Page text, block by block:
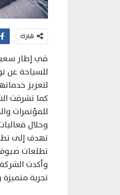
شارك
في إطار
لتعزيز
كما تشرفت
للمؤتمرات
وخلال
تهدف إلى
تطلعات
وأكدت
تجربة